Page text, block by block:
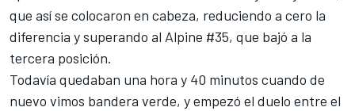
que así se colocaron en cabeza, reduciendo a cero la
diferencia y superando al Alpine #35, que bajó a la
tercera posición.
Todavía quedaban una hora y 40 minutos cuando de
nuevo vimos bandera verde, y empezó el duelo entre el